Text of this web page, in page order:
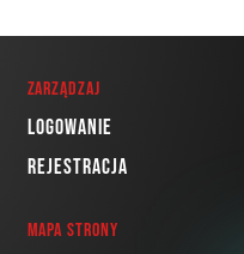
Zarządzaj
Logowanie
Rejestracja
Mapa strony